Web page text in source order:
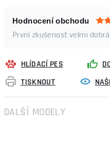
Hodnocení obchodu
První zkušenost velmi
HLÍDACÍ PES
TISKNOUT
DALŠÍ MODELY